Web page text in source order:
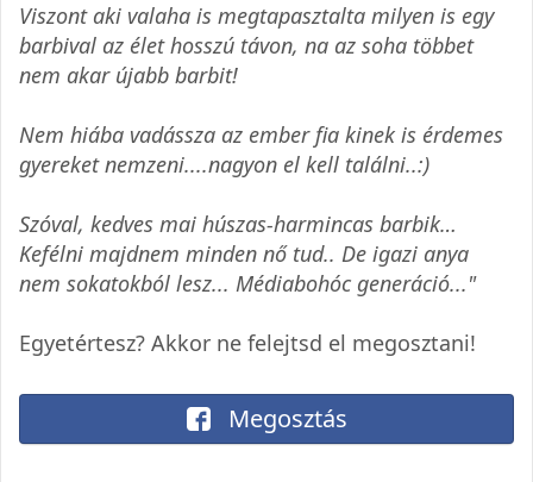
Viszont aki valaha is megtapasztalta milyen is egy
barbival az élet hosszú távon, na az soha többet
nem akar újabb barbit!
Nem hiába vadássza az ember fia kinek is érdemes
gyereket nemzeni....nagyon el kell találni..:)
Szóval, kedves mai húszas-harmincas barbik…
Kefélni majdnem minden nő tud.. De igazi anya
nem sokatokból lesz... Médiabohóc generáció..."
Egyetértesz? Akkor ne felejtsd el megosztani!
Megosztás